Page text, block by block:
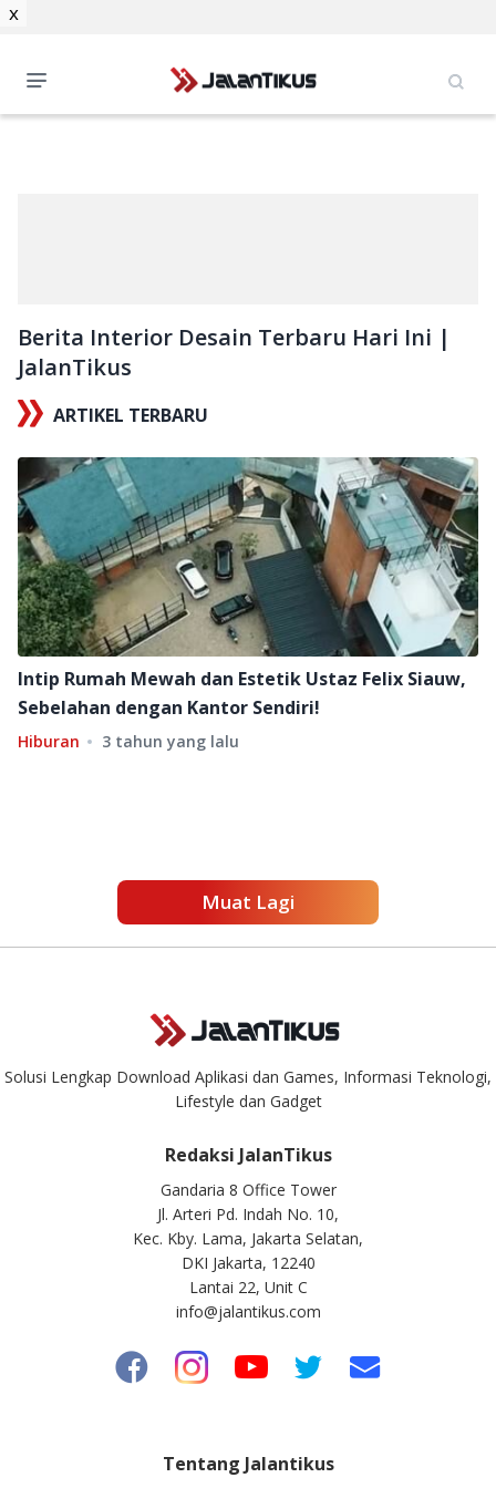
Berita Interior Desain Terbaru Hari Ini |
JalanTikus
ARTIKEL TERBARU
Intip Rumah Mewah dan Estetik Ustaz Felix Siauw,
Sebelahan dengan Kantor Sendiri!
Hiburan 3 tahun yang lalu
Muat Lagi
x
Solusi Lengkap Download Aplikasi dan Games, Informasi Teknologi,
Lifestyle dan Gadget
Redaksi JalanTikus
Gandaria 8 Office Tower
Jl. Arteri Pd. Indah No. 10,
Kec. Kby. Lama, Jakarta Selatan,
DKI Jakarta, 12240
Lantai 22, Unit C
info@jalantikus.com
Tentang Jalantikus